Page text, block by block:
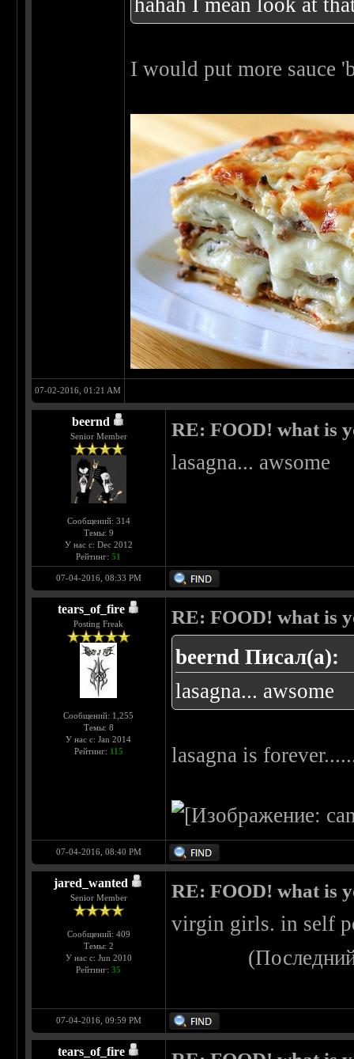
hahah I mean look at
I would put more sauce
07-02-2016, 01:21 AM
beernd
Senior Member
Сообщений: 314
Темы: 9
У нас с: Dec 2012
Рейтинг:51
RE: FOOD! what is
lasagna... awsome
07-04-2016, 08:33 PM
tears_of_fire
Posting Freak
Сообщений: 1,255
Темы: 8
У нас с: Jan 2014
Рейтинг: 115
RE: FOOD! what is
beernd Писал(а):
lasagna... awsome
lasagna is
07-04-2016, 08:40 PM
jared_wanted
Senior Member
Сообщений: 409
Темы: 2
У нас с: Jun 2010
Рейтинг:35
RE: FOOD! what is
virgin girls. in self
07-04-2016, 09:59 PM
tears_of_fire